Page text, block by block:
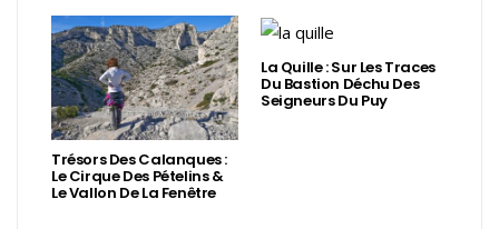
Trésors Des Calanques :
Le Cirque Des Pételins &
Le Vallon De La Fenêtre
La Quille : Sur Les Traces
Du Bastion Déchu Des
Seigneurs Du Puy